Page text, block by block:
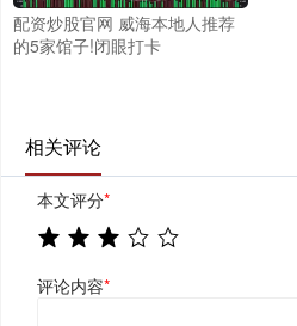
配资炒股官网 威海本地人推荐
的5家馆子!闭眼打卡
相关评论
本文评分*
评论内容*